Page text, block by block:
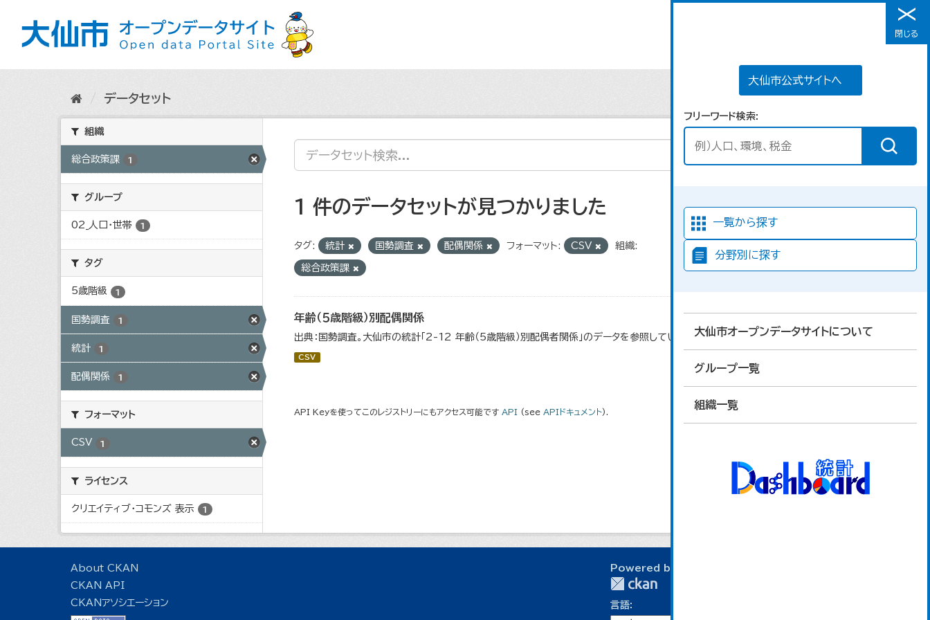
メニュー
大仙市公式サイトへ
フリーワード検索
一覧から探す
分野別に探す
大仙市オープンデータサイトについて
グループ一覧
組織一覧
閉じる
データセット
組織
総合政策課 1
グループ
02_人口・世帯 1
タグ
5歳階級 1
国勢調査 1
統計 1
配偶関係 1
フォーマット
CSV 1
ライセンス
クリエイティブ・コモンズ 表示 1
1 件のデータセットが見つかりました
タグ: 統計 国勢調査 配偶関係 フォーマット: CSV 組織:
総合政策課
年齢（５歳階級）別配偶関係
出典：国勢調査。大仙市の統計「2-12 年齢（5歳階級）別配偶者関係」のデータを参照しています。
CSV
API Keyを使ってこのレジストリーにもアクセス可能です API (see APIドキュメント).
About CKAN
CKAN API
CKANアソシエーション
Powered by
言語